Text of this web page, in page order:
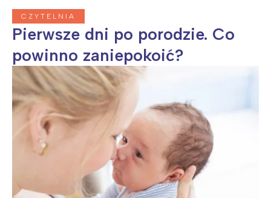
CZYTELNIA
Pierwsze dni po porodzie. Co
powinno zaniepokoić?